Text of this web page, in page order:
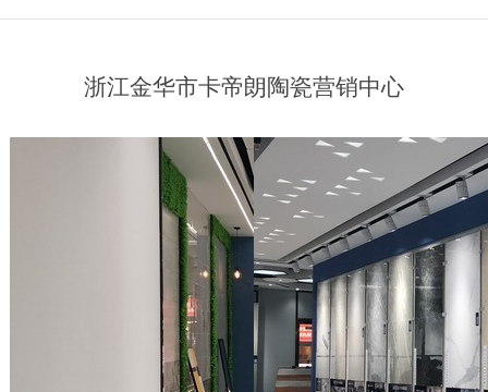
浙江金华市卡帝朗陶瓷营销中心